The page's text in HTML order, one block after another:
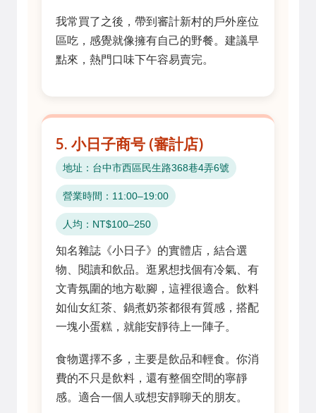
我常買了之後，帶到審計新村的戶外座位
區吃，感覺就像擁有自己的野餐。建議早
點來，熱門口味下午容易賣完。
5. 小日子商号 (審計店)
地址：台中市西區民生路368巷4弄6號
營業時間：11:00–19:00
人均：NT$100–250
知名雜誌《小日子》的實體店，結合選
物、閱讀和飲品。逛累想找個有冷氣、有
文青氛圍的地方歇腳，這裡很適合。飲料
如仙女紅茶、鍋煮奶茶都很有質感，搭配
一塊小蛋糕，就能安靜待上一陣子。
食物選擇不多，主要是飲品和輕食。你消
費的不只是飲料，還有整個空間的寧靜
感。適合一個人或想安靜聊天的朋友。